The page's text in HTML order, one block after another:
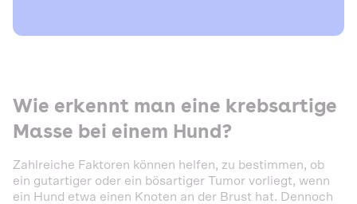
Wie erkennt man eine krebsartige
Masse bei einem Hund?
Zahlreiche Faktoren können helfen, zu bestimmen, ob
ein gutartiger oder ein bösartiger Tumor vorliegt, wenn
ein Hund etwa einen Knoten an der Brust hat. Dennoch